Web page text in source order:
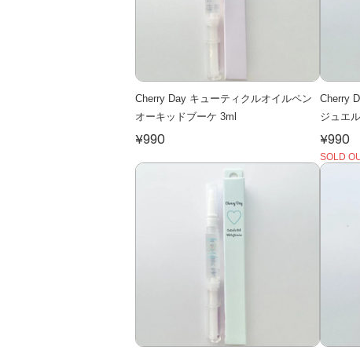
Cherry Day キューティクルオイルペン
オーキッドブーケ 3ml
¥990
Cherry
ジュエ
¥990
SOLD